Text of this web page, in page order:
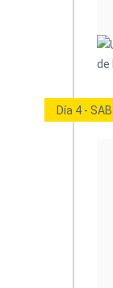
Día 4 - SAB.